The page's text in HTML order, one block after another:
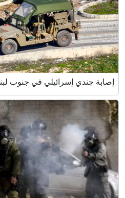
إصابة جندي إسرائيلي في جنوب